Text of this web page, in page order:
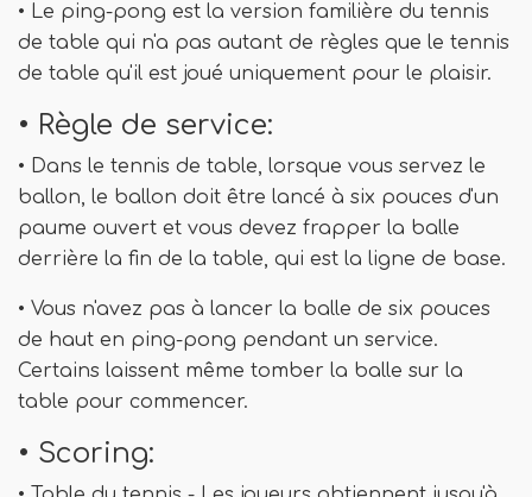
• Le ping-pong est la version familière du tennis
de table qui n'a pas autant de règles que le tennis
de table qu'il est joué uniquement pour le plaisir.
• Règle de service:
• Dans le tennis de table, lorsque vous servez le
ballon, le ballon doit être lancé à six pouces d'un
paume ouvert et vous devez frapper la balle
derrière la fin de la table, qui est la ligne de base.
• Vous n'avez pas à lancer la balle de six pouces
de haut en ping-pong pendant un service.
Certains laissent même tomber la balle sur la
table pour commencer.
• Scoring: